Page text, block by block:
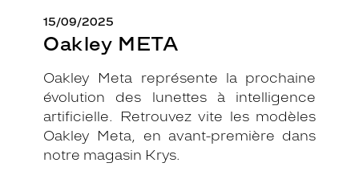
15/09/2025
Oakley META
Oakley Meta représente la prochaine
évolution des lunettes à intelligence
artificielle. Retrouvez vite les modèles
Oakley Meta, en avant-première dans
notre magasin Krys.